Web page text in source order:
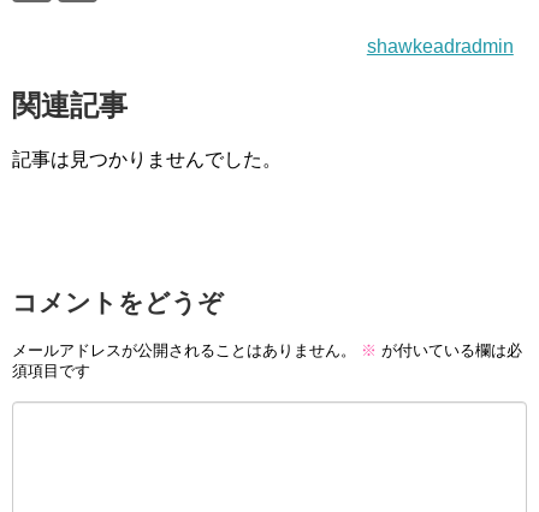
shawkeadradmin
関連記事
記事は見つかりませんでした。
コメントをどうぞ
メールアドレスが公開されることはありません。 ※ が付いている欄は必
須項目です